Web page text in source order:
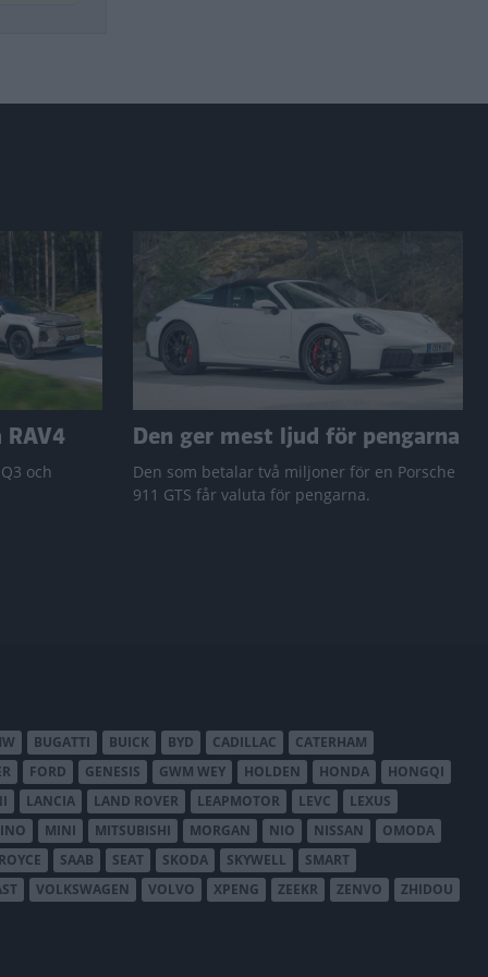
och
Den ger mest ljud för pengarna
Den som betalar två miljoner för en Porsche
911 GTS får valuta för pengarna.
BUGATTI BUICK BYD CADILLAC
CATERHAM
FORD GENESIS GWM WEY HOLDEN HONDA
HONGQI
LANCIA LAND ROVER LEAPMOTOR LEVC
LEXUS
MINI MITSUBISHI MORGAN NIO NISSAN
OMODA
SAAB SEAT SKODA SKYWELL
SMART
VOLKSWAGEN VOLVO XPENG ZEEKR ZENVO ZHIDOU